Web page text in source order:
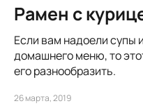
Рамен с
Если вам надоели супы
домашнего меню, то
его разнообразить.
26 марта, 2019